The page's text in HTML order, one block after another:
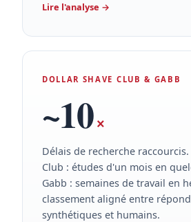
Lire l'analyse →
DOLLAR SHAVE CLUB & GABB
~10×
Délais de recherche
Club : études d'un mois en
Gabb : semaines de travail en
classement aligné entre
synthétiques et humains.